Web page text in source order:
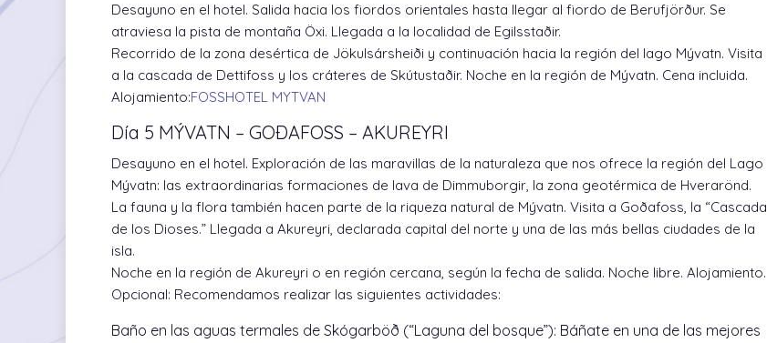
Desayuno en el hotel. Salida hacia los fiordos orientales hasta llegar al fiordo de Berufjörður. Se
atraviesa la pista de montaña Öxi. Llegada a la localidad de Egilsstaðir.
Recorrido de la zona desértica de Jökulsársheiði y continuación hacia la región del lago Mývatn. Visita
a la cascada de Dettifoss y los cráteres de Skútustaðir. Noche en la región de Mývatn. Cena incluida.
Alojamiento:FOSSHOTEL MYTVAN
Día 5 MÝVATN – GOÐAFOSS – AKUREYRI
Desayuno en el hotel. Exploración de las maravillas de la naturaleza que nos ofrece la región del Lago
Mývatn: las extraordinarias formaciones de lava de Dimmuborgir, la zona geotérmica de Hverarönd.
La fauna y la flora también hacen parte de la riqueza natural de Mývatn. Visita a Goðafoss, la “Cascada
de los Dioses.” Llegada a Akureyri, declarada capital del norte y una de las más bellas ciudades de la
isla.
Noche en la región de Akureyri o en región cercana, según la fecha de salida. Noche libre. Alojamiento.
Opcional: Recomendamos realizar las siguientes actividades:
Baño en las aguas termales de Skógarböð (“Laguna del bosque”): Báñate en una de las mejores